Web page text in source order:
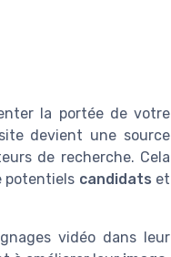
la portée de votre
devient une source
de recherche. Cela
potentiels candidats et
vidéo dans leur